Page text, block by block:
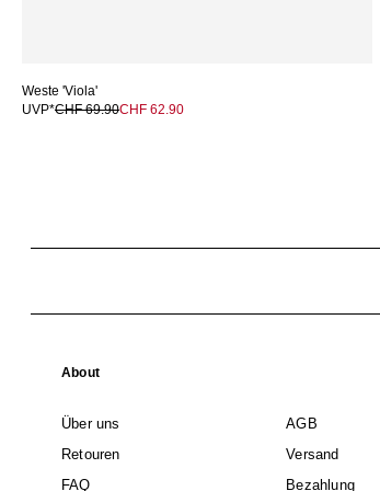
Weste 'Viola'
UVP*CHF 69.90CHF 62.90
About
Über uns
AGB
Retouren
Versand
FAQ
Bezahlung